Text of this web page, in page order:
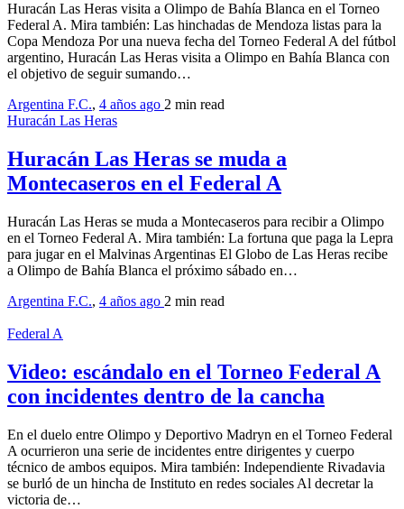
Huracán Las Heras visita a Olimpo de Bahía Blanca en el Torneo
Federal A. Mira también: Las hinchadas de Mendoza listas para la
Copa Mendoza Por una nueva fecha del Torneo Federal A del fútbol
argentino, Huracán Las Heras visita a Olimpo en Bahía Blanca con
el objetivo de seguir sumando…
Argentina F.C., 4 años ago 2 min read
Huracán Las Heras
Huracán Las Heras se muda a
Montecaseros en el Federal A
Huracán Las Heras se muda a Montecaseros para recibir a Olimpo
en el Torneo Federal A. Mira también: La fortuna que paga la Lepra
para jugar en el Malvinas Argentinas El Globo de Las Heras recibe
a Olimpo de Bahía Blanca el próximo sábado en…
Argentina F.C., 4 años ago 2 min read
Federal A
Video: escándalo en el Torneo Federal A
con incidentes dentro de la cancha
En el duelo entre Olimpo y Deportivo Madryn en el Torneo Federal
A ocurrieron una serie de incidentes entre dirigentes y cuerpo
técnico de ambos equipos. Mira también: Independiente Rivadavia
se burló de un hincha de Instituto en redes sociales Al decretar la
victoria de…